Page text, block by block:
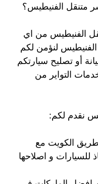
متنقل الفنيطيس؟
الفنيطيس من اي
لنؤمن لكم
أو تصليح سيارتكم
التواير من
نقدم لكم:
الكويت مع
للسيارات و اصلاحها